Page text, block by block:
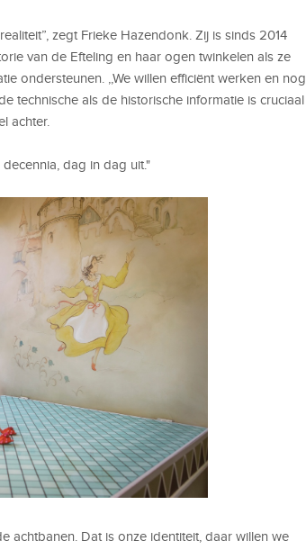
zegt Frieke Hazendonk. Zij is sinds 2014
van de Efteling en haar ogen twinkelen als ze
ondersteunen. ,,We willen efficiënt werken en nog
technische als de historische informatie is cruciaal
achter.
decennia, dag in dag uit."
achtbanen. Dat is onze identiteit, daar willen we